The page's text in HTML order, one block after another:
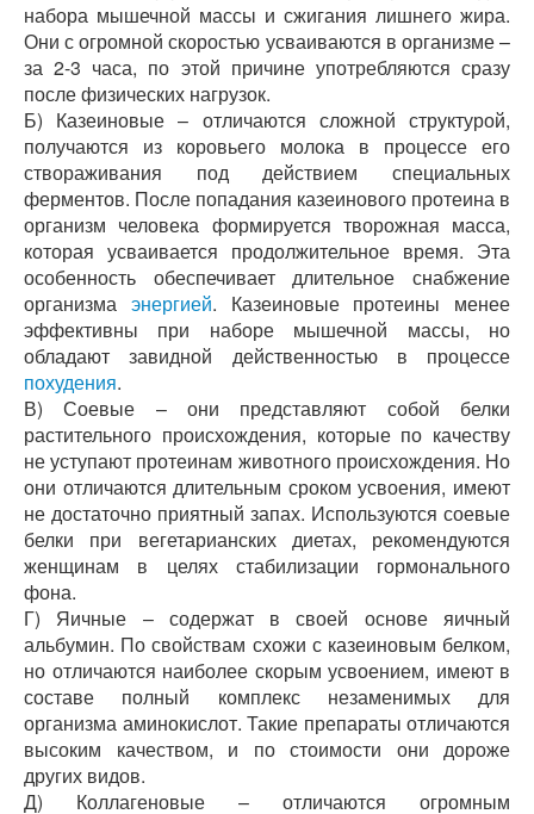
набора мышечной массы и сжигания лишнего жира.
Они с огромной скоростью усваиваются в организме –
за 2-3 часа, по этой причине употребляются сразу
после физических нагрузок.
Б) Казеиновые – отличаются сложной структурой,
получаются из коровьего молока в процессе его
створаживания под действием специальных
ферментов. После попадания казеинового протеина в
организм человека формируется творожная масса,
которая усваивается продолжительное время. Эта
особенность обеспечивает длительное снабжение
организма энергией. Казеиновые протеины менее
эффективны при наборе мышечной массы, но
обладают завидной действенностью в процессе
похудения.
В) Соевые – они представляют собой белки
растительного происхождения, которые по качеству
не уступают протеинам животного происхождения. Но
они отличаются длительным сроком усвоения, имеют
не достаточно приятный запах. Используются соевые
белки при вегетарианских диетах, рекомендуются
женщинам в целях стабилизации гормонального
фона.
Г) Яичные – содержат в своей основе яичный
альбумин. По свойствам схожи с казеиновым белком,
но отличаются наиболее скорым усвоением, имеют в
составе полный комплекс незаменимых для
организма аминокислот. Такие препараты отличаются
высоким качеством, и по стоимости они дороже
других видов.
Д) Коллагеновые – отличаются огромным